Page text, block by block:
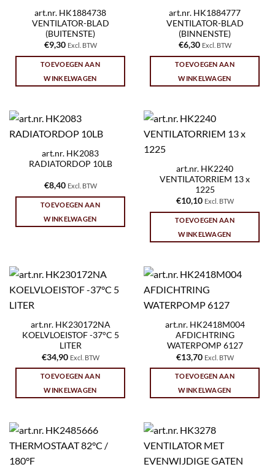
art.nr. HK1884738
VENTILATOR-BLAD
(BUITENSTE)
€9,30 Excl. BTW
TOEVOEGEN AAN
WINKELWAGEN
art.nr. HK1884777
VENTILATOR-BLAD
(BINNENSTE)
€6,30 Excl. BTW
TOEVOEGEN AAN
WINKELWAGEN
art.nr. HK2083
RADIATORDOP 10LB
€8,40 Excl. BTW
TOEVOEGEN AAN
WINKELWAGEN
art.nr. HK2240
VENTILATORRIEM 13 x
1225
€10,10 Excl. BTW
TOEVOEGEN AAN
WINKELWAGEN
art.nr. HK230172NA
KOELVLOEISTOF -37°C 5
LITER
€34,90 Excl. BTW
TOEVOEGEN AAN
WINKELWAGEN
art.nr. HK2418M004
AFDICHTRING
WATERPOMP 6127
€13,70 Excl. BTW
TOEVOEGEN AAN
WINKELWAGEN